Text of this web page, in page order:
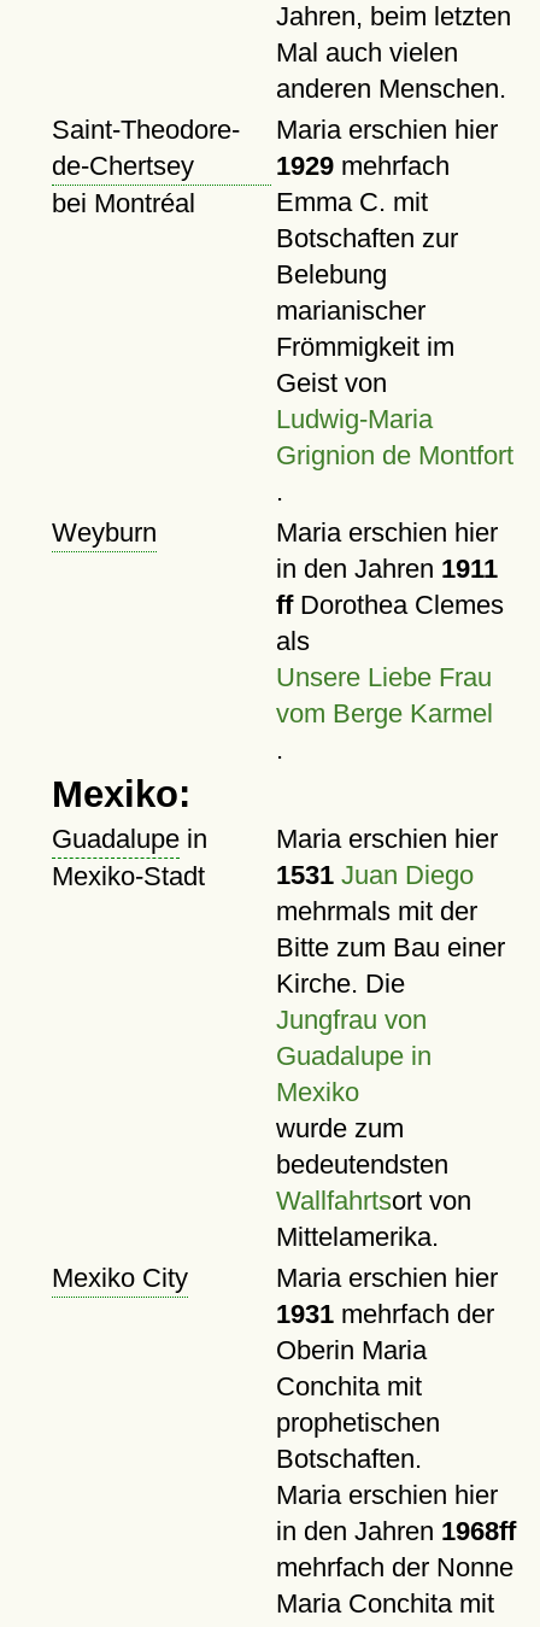
Jahren, beim letzten
Mal auch vielen
anderen Menschen.
Saint-Theodore-
de-Chertsey
bei Montréal
Maria erschien hier
1929mehrfach
Emma C. mit
Botschaften zur
Belebung
marianischer
Frömmigkeit im
Geist von
Ludwig-Maria
Grignion de Montfort
.
Weyburn
Maria erschien hier
in den Jahren 1911
ffDorothea Clemes
als
Unsere Liebe Frau
vom Berge Karmel
.
Mexiko:
Guadalupein
Mexiko-Stadt
Maria erschien hier
1531 Juan Diego
mehrmals mit der
Bitte zum Bau einer
Kirche. Die
Jungfrau von
Guadalupe in
Mexiko
wurde zum
bedeutendsten
Wallfahrtsort von
Mittelamerika.
Mexiko City
Maria erschien hier
1931mehrfach der
Oberin Maria
Conchita mit
prophetischen
Botschaften.
Maria erschien hier
in den Jahren 1968ff
mehrfach der Nonne
Maria Conchita mit